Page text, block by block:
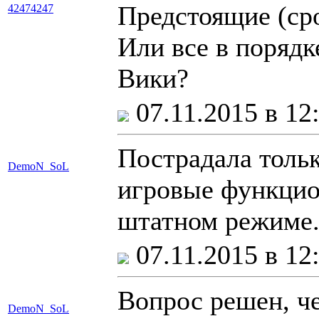
42474247
Предстоящие
Или все в
Вики?
DemoN_SoL
07.11.2015 в
Пострадала
игровые
штатном режиме.
DemoN_SoL
07.11.2015 в
Вопрос решен,